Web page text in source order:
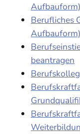
Berufliches
beantragen